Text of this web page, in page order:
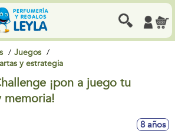
Juegos
y estrategia
¡pon a juego tu
memoria!
8 años